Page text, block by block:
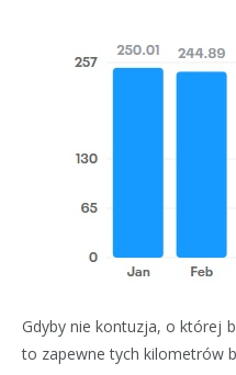
Gdyby nie kontuzja, o której
to zapewne tych kilometrów